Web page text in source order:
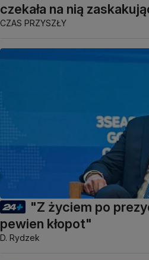
czekała na nią
CZAS PRZYSZŁY
"Z życiem po
pewien kłopot"
D. Rydzek